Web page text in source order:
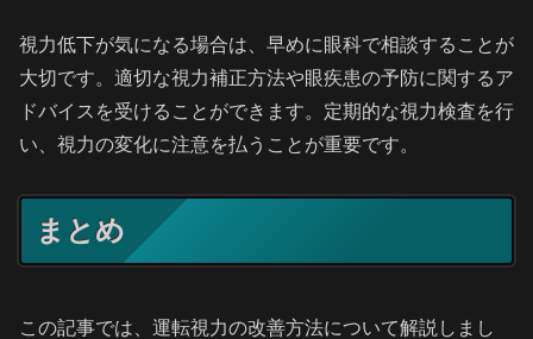
視力低下が気になる場合は、早めに眼科で相談することが
大切です。適切な視力補正方法や眼疾患の予防に関するア
ドバイスを受けることができます。定期的な視力検査を行
い、視力の変化に注意を払うことが重要です。
まとめ
この記事では、運転視力の改善方法について解説しまし